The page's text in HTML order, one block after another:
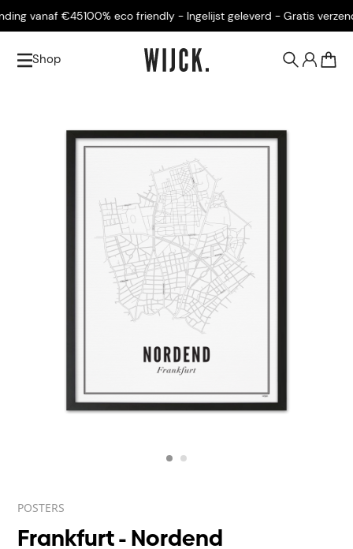
vanaf €45100% eco friendly - Ingelijst geleverd - Gratis
Shop
POSTERS
Frankfurt - Nordend